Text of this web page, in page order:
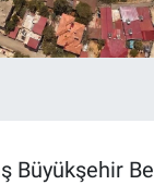
Büyükşehir